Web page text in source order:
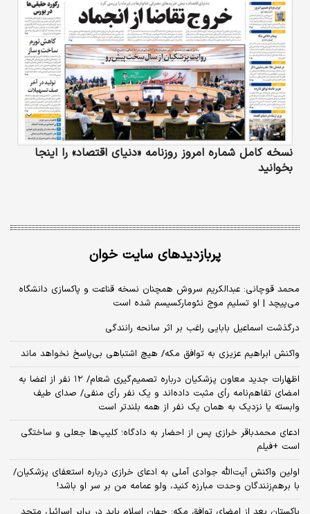
نسخه کامل شماره امروز روزنامه «دنیای‌ اقتصاد» را اینجا
بخوانید
پربازدیدهای سایت خوان
محمد قوچانی: عبدالکریم سروش همچنان نسخه قناعت و پاکسازی دانشگاه
می‌پیچد | او تسلیم موج نئومارکسیسم شده است
درگذشت اسماعیل بابایی راغب بر اثر سانحه رانندگی
واکنش ابراهیم عزیزی به توافق مکه/ هیچ اشتباهی بی‌پاسخ نخواهد ماند
اظهارات جدید معاون پزشکیان درباره تصمیم‌گیری شعام/ ۱۲ نفر از اعضا به
امضای تفاهم‌نامه رأی مثبت داده‌اند و یک نفر رأی منفی/ صدای طیف
وابسته یا نزدیک به همان یک نفر از همه بلندتر است
ادعای محمدباقر خرازی پس از احضار به دادگاه؛ کلیپ‌ها جعلی و ساختگی
است +فیلم
اولین واکنش آیت‌الله جوادی آملی به ادعای خرازی درباره استعفای پزشکیان/
با برهم‌زنندگان وحدت مبارزه کنید، ولو عمامه من بر سر او باشد!